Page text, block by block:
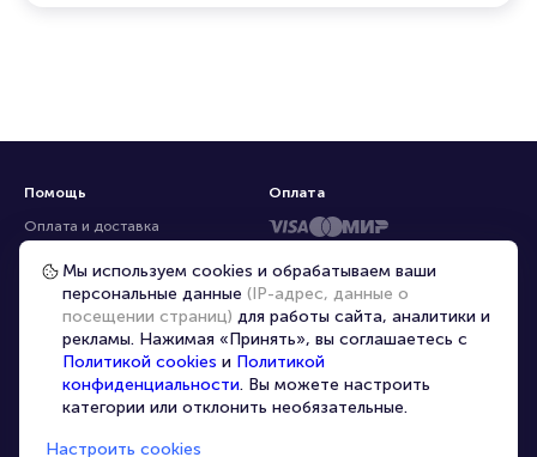
Помощь
Оплата и доставка
Частые вопросы
Перепродажа билетов
Организаторам
Корпоративным клиентам
VIP-билеты
Оплата
Мы используем cookies и обрабатываем ваши
персональные данные (IP-адрес, данные о
посещении страниц) для работы сайта, аналитики и
рекламы. Нажимая «Принять», вы соглашаетесь с
Политикой cookies и Политикой
конфиденциальности. Вы можете настроить
категории или отклонить необязательные.
Настроить cookies